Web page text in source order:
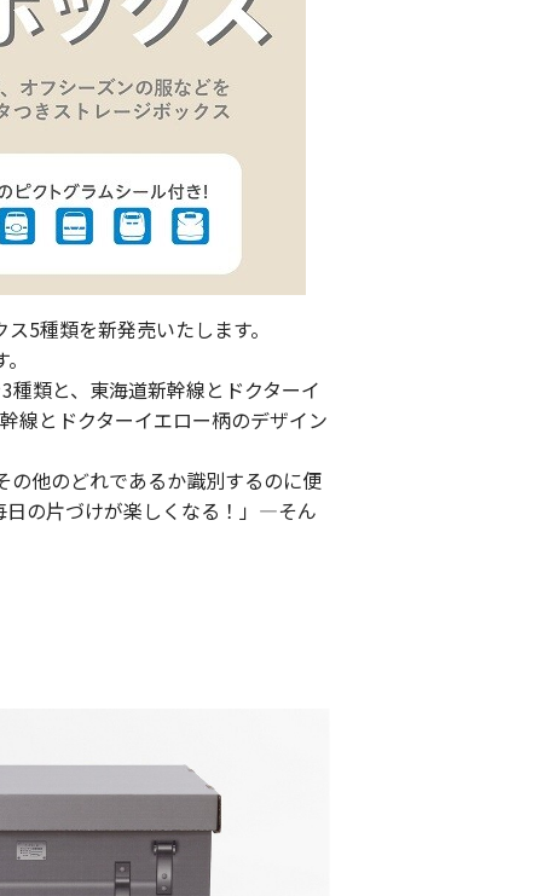
ト
トです。
ス5種類を新発売いたします。
3種類と、東海道新幹線とドクターイ
線とドクターイエロー柄のデザイン
の他のどれであるか識別するのに便
日の片づけが楽しくなる！」―そん